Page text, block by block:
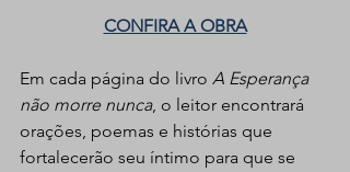
CONFIRA A OBRA
Em cada página do livro A Esperança
não morre nunca, o leitor encontrará
orações, poemas e histórias que
fortalecerão seu íntimo para que se